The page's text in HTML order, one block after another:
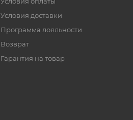
Условия доставки
Программа лояльности
Возврат
Гарантия на товар